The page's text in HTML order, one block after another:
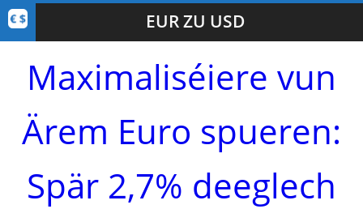
EUR ZU USD
Maximaliséiere vun
Ärem Euro spueren:
Spär 2,7% deeglech